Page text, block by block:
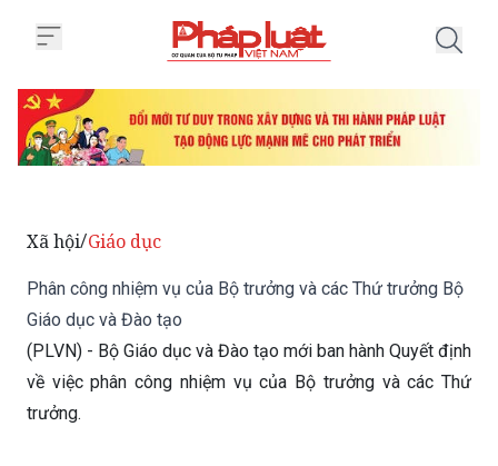
Xã hội/Giáo dục
Phân công nhiệm vụ của Bộ trưởng và các Thứ trưởng Bộ
Giáo dục và Đào tạo
(PLVN) - Bộ Giáo dục và Đào tạo mới ban hành Quyết định
về việc phân công nhiệm vụ của Bộ trưởng và các Thứ
trưởng.